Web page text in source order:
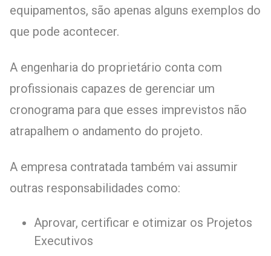
equipamentos, são apenas alguns exemplos do
que pode acontecer.
A engenharia do proprietário conta com
profissionais capazes de gerenciar um
cronograma para que esses imprevistos não
atrapalhem o andamento do projeto.
A empresa contratada também vai assumir
outras responsabilidades como:
Aprovar, certificar e otimizar os Projetos
Executivos